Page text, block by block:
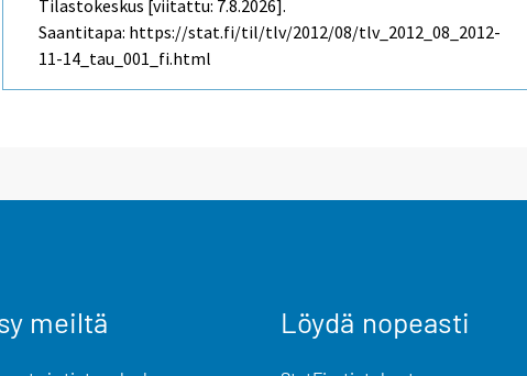
Tilastokeskus [viitattu: 7.8.2026].
Saantitapa: https://stat.fi/til/tlv/2012/08/tlv_2012_08_2012-
11-14_tau_001_fi.html
meiltä Löydä nopeasti